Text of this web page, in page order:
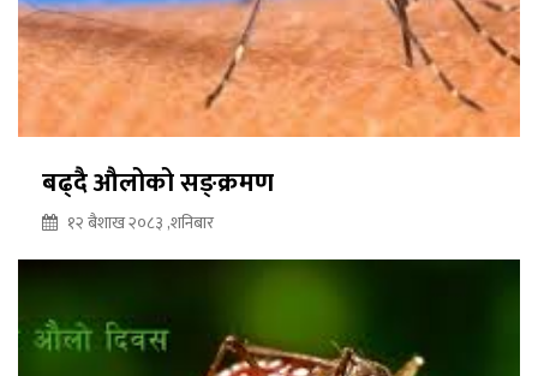
बढ्दै औलोको सङ्क्रमण
१२ बैशाख २०८३ ,शनिबार